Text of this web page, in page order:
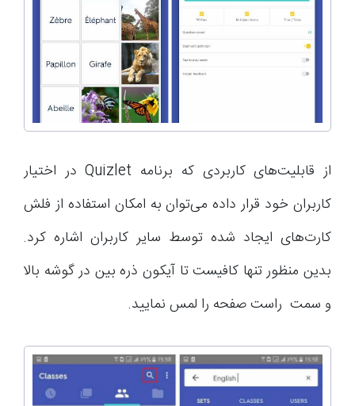
از قابلیت‌های کاربردی که برنامه Quizlet در اختیار
کاربران خود قرار داده می‌توان به امکان استفاده از فلش
کارت‌های ایجاد شده توسط سایر کاربران اشاره کرد.
بدین منظور تنها کافیست تا آیکون ذره بین در گوشه بالا
و سمت راست صفحه را لمس نمایید.